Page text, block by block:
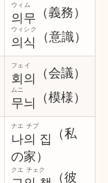
의무
ウィム
（義務）
의식
ウィシク
（意識）
회의
フェイ
（会議）
무늬
ムニ
（模様）
나의 집
ナエ チプ
（私
の家）
クエ チェク
（彼